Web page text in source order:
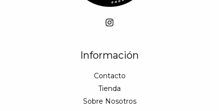
Información
Contacto
Tienda
Sobre Nosotros